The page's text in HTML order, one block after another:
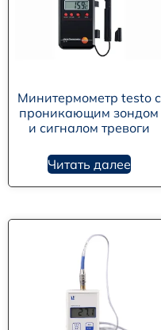
Минитермометр testo с
проникающим зондом
и сигналом тревоги
Читать далее